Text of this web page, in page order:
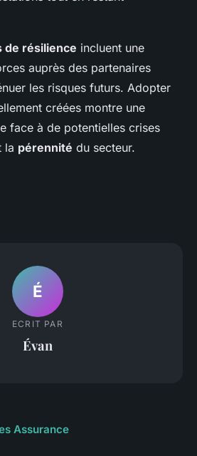
de résilience incluent une
auprès des partenaires
les risques futurs. Adopter
créées montre une
face à de potentielles crises
la pérennité du secteur.
É
ECRIT PAR
Évan
Assurance